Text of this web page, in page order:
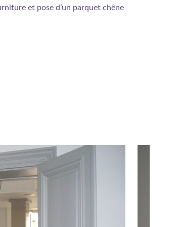
et pose d’un parquet chêne